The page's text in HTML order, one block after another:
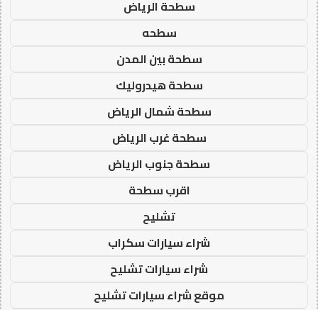
سطحة الرياض
سطحه
سطحة بين المدن
سطحة هيدروليك
سطحة شمال الرياض
سطحة غرب الرياض
سطحة جنوب الرياض
اقرب سطحة
تشليح
شراء سيارات سكراب
شراء سيارات تشليح
موقع شراء سيارات تشليح